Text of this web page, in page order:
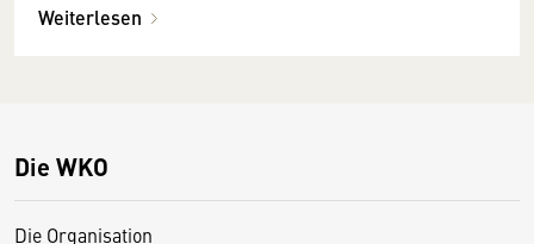
Weiterlesen
Die WKO
Die Organisation